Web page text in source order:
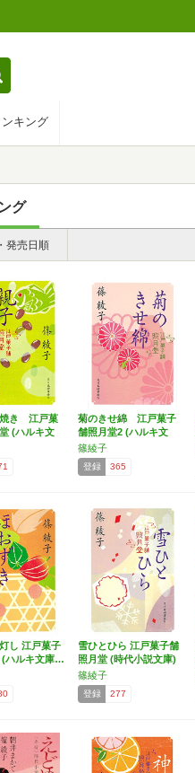
キング
グ
発売日順
き 江戸菓
(ハルキ文
菊のきせ綿 江戸菓子
舗照月堂2 (ハルキ文
庫…
篠綾子
登録 365
し 江戸菓子
(ハルキ文庫…
雪ひとひら 江戸菓子舗
照月堂 (時代小説文庫)
篠綾子
登録 277